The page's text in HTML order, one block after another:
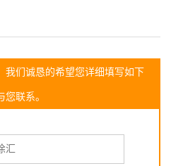
我们诚恳的希望您详细填写如下
联系。